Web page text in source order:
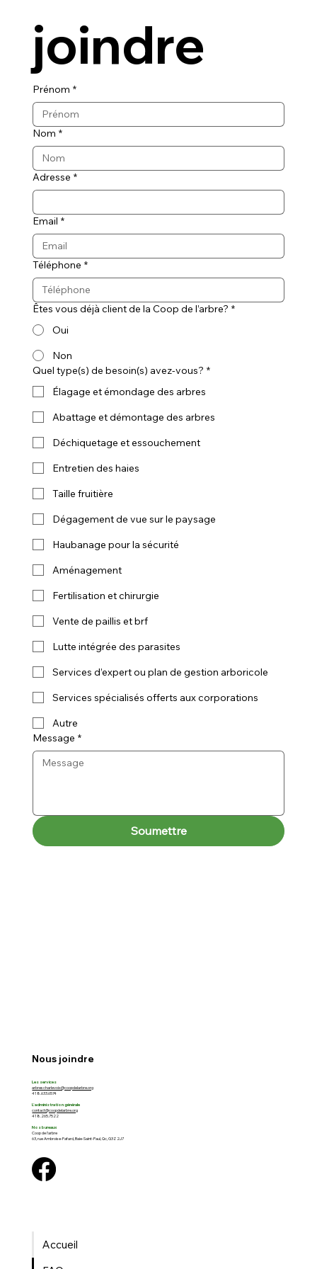
Nous joindre
Les services
arbrescharlevoix@coopdelarbre.org
418.633.6574
L'administration générale
contact@coopdelarbre.org
418.265.7522
Nos bureaux
Coop de l'arbre
63, rue Ambroise-Fafard, Baie-Saint-Paul, Qc, G3Z 2J7
Accueil
joindre
Prénom *
Nom *
Adresse *
Email *
Téléphone *
Êtes vous déjà client de la Coop de l’arbre? *
Oui
Non
Quel type(s) de besoin(s) avez-vous? *
Élagage et émondage des arbres
Abattage et démontage des arbres
Déchiquetage et essouchement
Entretien des haies
Taille fruitière
Dégagement de vue sur le paysage
Haubanage pour la sécurité
Aménagement
Fertilisation et chirurgie
Vente de paillis et brf
Lutte intégrée des parasites
Services d’expert ou plan de gestion arboricole
Services spécialisés offerts aux corporations
Autre
Message *
Soumettre